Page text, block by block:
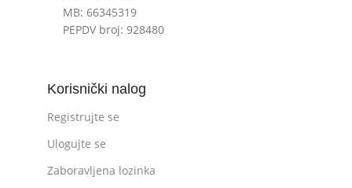
MB: 66345319
PEPDV broj: 928480
Korisnički nalog
Registrujte se
Ulogujte se
Zaboravljena lozinka